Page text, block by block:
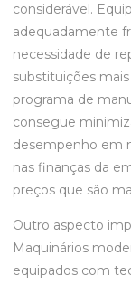
considerável.
adequadamente
necessidade de
substituições
programa de
consegue
desempenho em
nas finanças da
preços que são
Outro aspecto
Maquinários
equipados com